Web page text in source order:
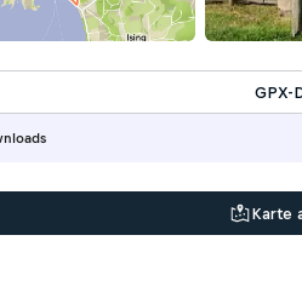
GPX-
Karte